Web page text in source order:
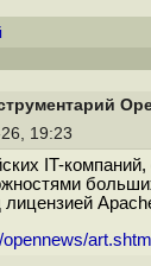
19:23
IT-